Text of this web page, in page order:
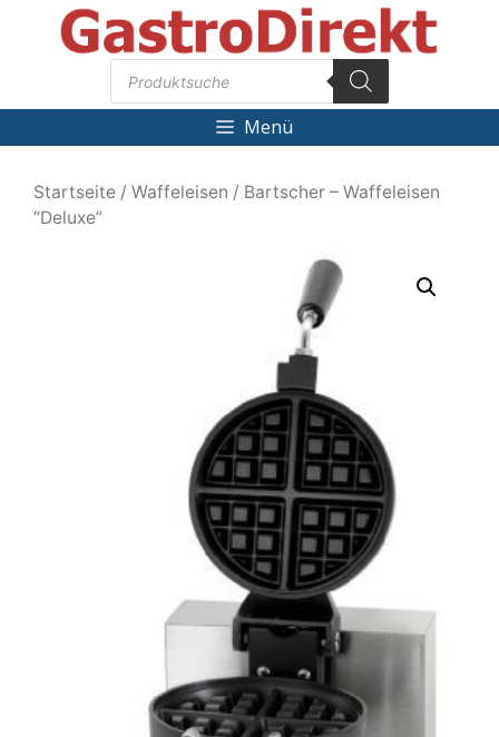
Products
search
Menü
Startseite / Waffeleisen / Bartscher – Waffeleisen
“Deluxe”